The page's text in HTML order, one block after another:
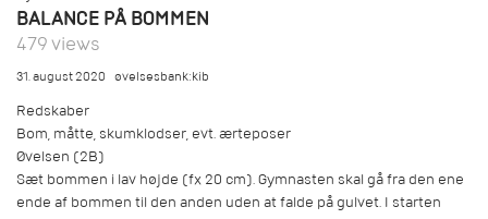
BALANCE PÅ BOMMEN
479 views
31. august 2020 øvelsesbank:kib
Redskaber
Bom, måtte, skumklodser, evt. ærteposer
Øvelsen (2B)
Sæt bommen i lav højde (fx 20 cm). Gymnasten skal gå fra den ene
ende af bommen til den anden uden at falde på gulvet. I starten